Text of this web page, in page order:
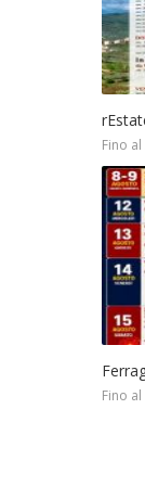
Fino
Fino